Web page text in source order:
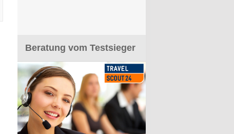
Beratung vom Testsieger